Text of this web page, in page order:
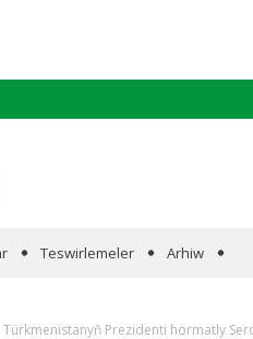
Teswirlemeler Arhiw
Türkmenistanyň Prezidenti hormatly